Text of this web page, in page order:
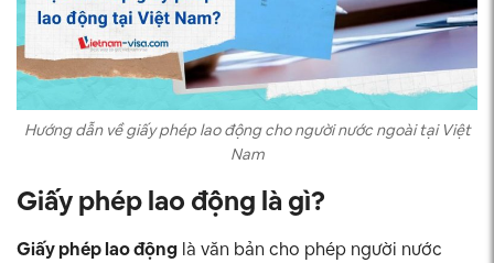
Hướng dẫn về giấy phép lao động cho người nước ngoài tại Việt
Nam
Giấy phép lao động là gì?
Giấy phép lao động là văn bản cho phép người nước